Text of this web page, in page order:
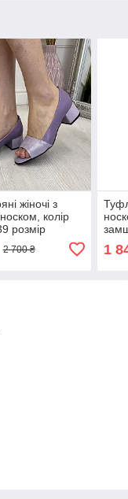
жіночі з
колір
розмір
2 700 ₴ 1